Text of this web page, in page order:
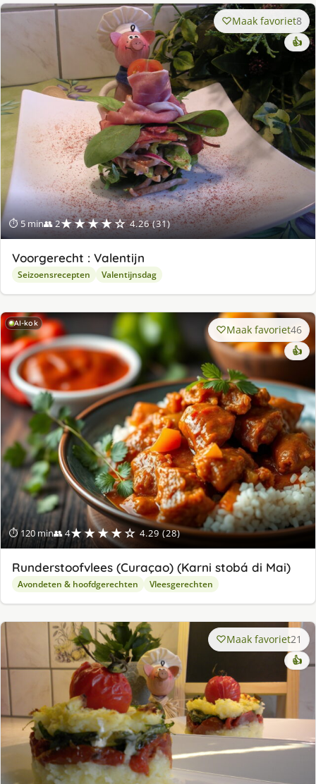
⏱ 5 min👥 2★★★★☆ 4.26 (31)
Maak favoriet8
👍
Voorgerecht : Valentijn
Seizoensrecepten Valentijnsdag
AI-kok
⏱ 120 min👥 4★★★★☆ 4.29 (28)
Maak favoriet46
👍
Runderstoofvlees (Curaçao) (Karni stobá di Mai)
Avondeten & hoofdgerechten Vleesgerechten
Maak favoriet21
👍